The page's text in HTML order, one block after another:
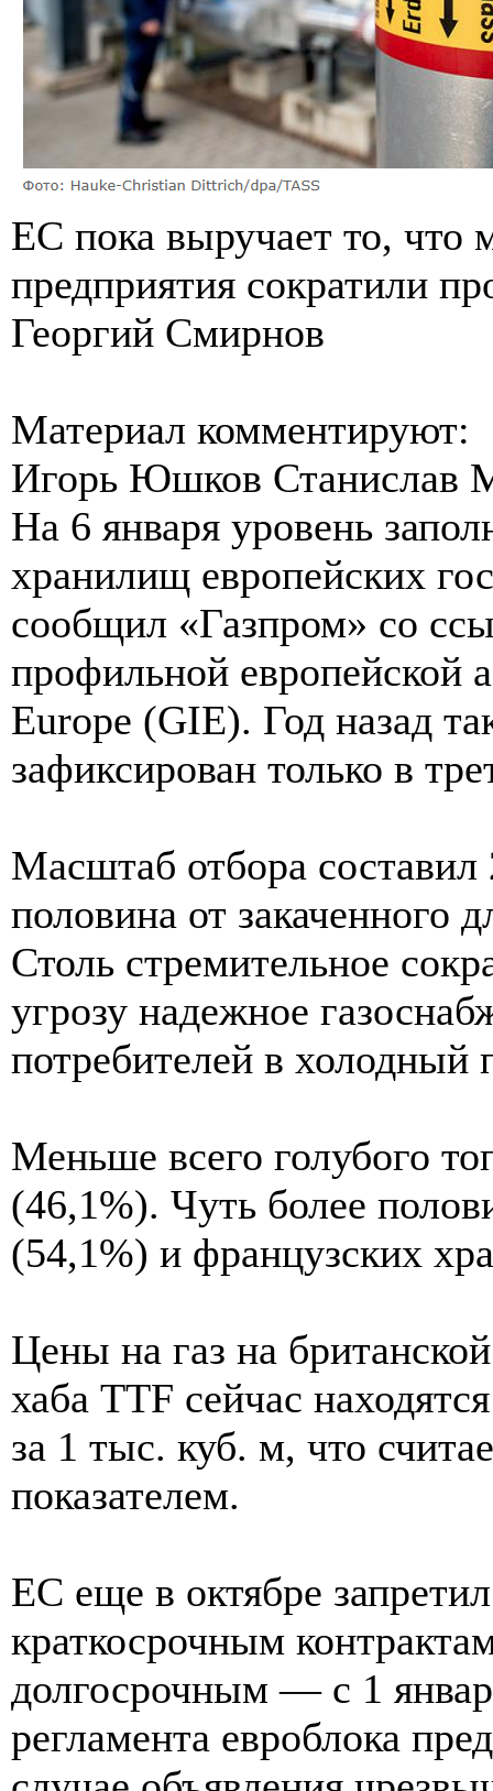
ЕС пока выручает то, что
предприятия сократили
Георгий Смирнов
Материал комментируют:
Игорь Юшков Станислав
На 6 января уровень
хранилищ европейских
сообщил «Газпром» со
профильной европейской
Europe (GIE). Год назад
зафиксирован только в
Масштаб отбора
половина от закаченного
Столь стремительное
угрозу надежное
потребителей в холодный
Меньше всего голубого
(46,1%). Чуть более
(54,1%) и французских
Цены на газ на
хаба TTF сейчас
за 1 тыс. куб. м, что
показателем.
ЕС еще в октябре
краткосрочным
долгосрочным — с 1
регламента евроблока